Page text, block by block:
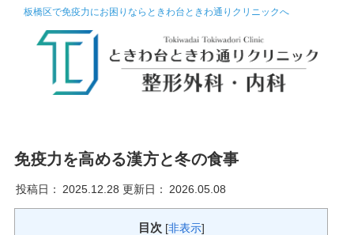
板橋区で免疫力にお困りならときわ台ときわ通りクリニックへ
免疫力を高める漢方と冬の食事
更新日： 2026.05.08
投稿日： 2025.12.28
目次 [非表示]